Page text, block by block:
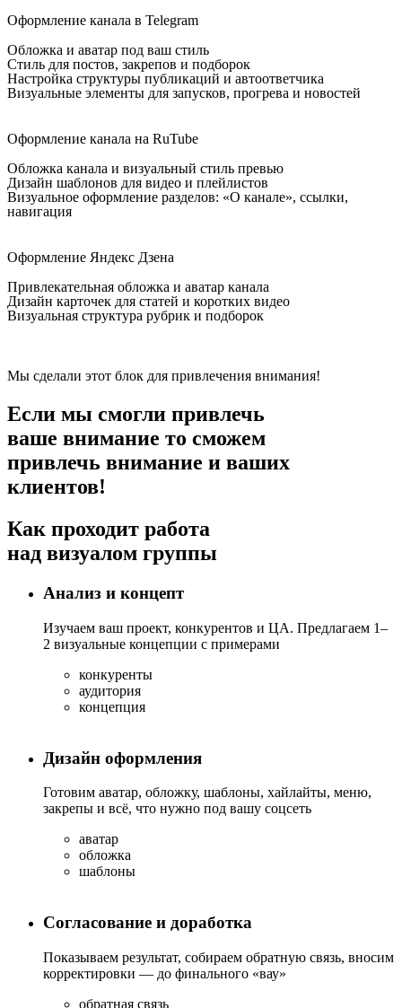
Оформление канала в Telegram
Обложка и аватар под ваш стиль
Стиль для постов, закрепов и подборок
Настройка структуры публикаций и автоответчика
Визуальные элементы для запусков, прогрева и новостей
Оформление канала на RuTube
Обложка канала и визуальный стиль превью
Дизайн шаблонов для видео и плейлистов
Визуальное оформление разделов: «О канале», ссылки,
навигация
Оформление Яндекс Дзена
Привлекательная обложка и аватар канала
Дизайн карточек для статей и коротких видео
Визуальная структура рубрик и подборок
Мы сделали этот блок для привлечения внимания!
Если мы смогли привлечь
ваше внимание то сможем
привлечь внимание и вашиx
клиентов!
Как проходит работа
над визуалом группы
Анализ и концепт
Изучаем ваш проект, конкурентов и ЦА. Предлагаем 1–
2 визуальные концепции с примерами
конкуренты
аудитория
концепция
Дизайн оформления
Готовим аватар, обложку, шаблоны, хайлайты, меню,
закрепы и всё, что нужно под вашу соцсеть
аватар
обложка
шаблоны
Согласование и доработка
Показываем результат, собираем обратную связь, вносим
корректировки — до финального «вау»
обратная связь